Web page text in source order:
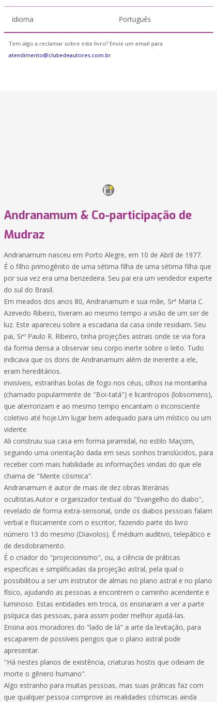
Idioma Português
Tem algo a reclamar sobre este livro? Envie um email para
atendimento@clubedeautores.com.br
Andranamum & Co-participação de
Mudraz
Andranamum nasceu em Porto Alegre, em 10 de Abril de 1977.
É o filho primogênito de uma sétima filha de uma sétima filha que
por sua vez era uma benzedeira. Seu pai era um vendedor experte
do sul do Brasil.
Em meados dos anos 80, Andranamum e sua mãe, Srª Maria C.
Azevedo Ribeiro, tiveram ao mesmo tempo a visão de um ser de
luz. Este apareceu sobre a escadaria da casa onde residiam. Seu
pai, Srº Paulo R. Ribeiro, tinha projeções astrais onde se via fora
da forma densa a observar seu corpo inerte sobre o leito. Tudo
indicava que os dons de Andranamum além de inerente a ele,
eram hereditários.
invisíveis, estranhas bolas de fogo nos céus, olhos na montanha
(chamado popularmente de "Boi-tatá") e licantropos (lobsomens),
que aterrorizam e ao mesmo tempo encantam o inconsciente
coletivo até hoje.Um lugar bem adequado para um místico ou um
vidente.
Ali construiu sua casa em forma piramidal, no estilo Maçom,
seguindo uma orientação dada em seus sonhos translúcidos, para
receber com mais habilidade as informações vindas do que ele
chama de "Mente cósmica".
Andranamum é autor de mais de dez obras literárias
ocultistas.Autor e organizador textual do "Evangelho do diabo",
revelado de forma extra-sensorial, onde os diabos pessoais falam
verbal e fisicamente com o escritor, fazendo parte do livro
número 13 do mesmo (Diavolos). É médium auditivo, telepático e
de desdobramento.
É o criador do "projecionismo", ou, a ciência de práticas
especificas e simplificadas da projeção astral, pela qual o
possibilitou a ser um instrutor de almas no plano astral e no plano
físico, ajudando as pessoas a encontrem o caminho acendente e
luminoso. Estas entidades em troca, os ensinaram a ver a parte
psíquica das pessoas, para assim poder melhor ajudá-las.
Ensina aos moradores do "lado de lá" a arte da levitação, para
escaparem de possíveis perigos que o plano astral pode
apresentar.
"Há nestes planos de existência, criaturas hostis que odeiam de
morte o gênero humano".
Algo estranho para muitas pessoas, mas suas práticas faz com
que qualquer pessoa comprove as realidades cósmicas ainda